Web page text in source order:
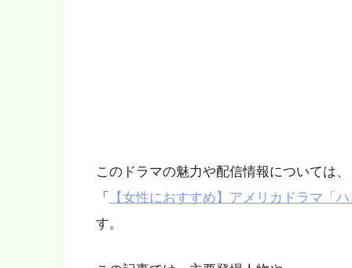
このドラマの魅力や配信情報については、
「
【女性におすすめ】アメリカドラマ「
す。